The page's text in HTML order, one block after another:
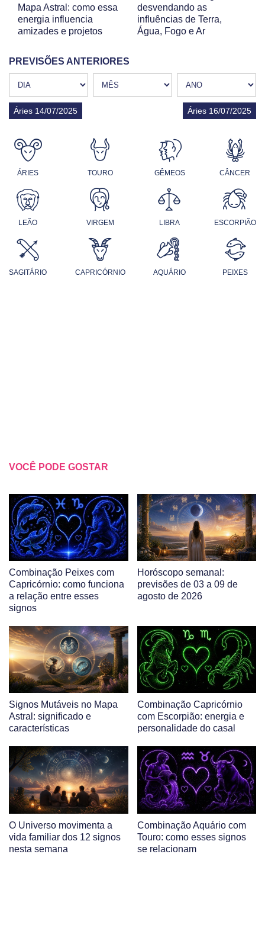
Mapa Astral: como essa
energia influencia
amizades e projetos
desvendando as
influências de Terra,
Água, Fogo e Ar
PREVISÕES ANTERIORES
Áries 14/07/2025 Áries 16/07/2025
ÁRIES TOURO GÊMEOS CÂNCER
LEÃO VIRGEM LIBRA ESCORPIÃO
SAGITÁRIO CAPRICÓRNIO AQUÁRIO PEIXES
VOCÊ PODE GOSTAR
Combinação Peixes com
Capricórnio: como funciona
a relação entre esses
signos
Horóscopo semanal:
previsões de 03 a 09 de
agosto de 2026
Signos Mutáveis no Mapa
Astral: significado e
características
Combinação Capricórnio
com Escorpião: energia e
personalidade do casal
O Universo movimenta a
vida familiar dos 12 signos
nesta semana
Combinação Aquário com
Touro: como esses signos
se relacionam